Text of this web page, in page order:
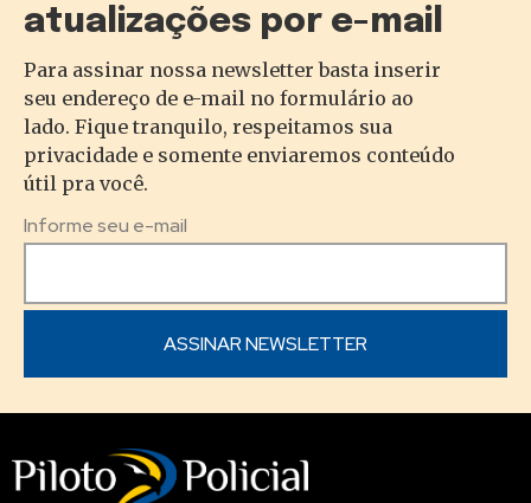
atualizações por e-mail
Para assinar nossa newsletter basta inserir
seu endereço de e-mail no formulário ao
lado. Fique tranquilo, respeitamos sua
privacidade e somente enviaremos conteúdo
útil pra você.
Informe seu e-mail